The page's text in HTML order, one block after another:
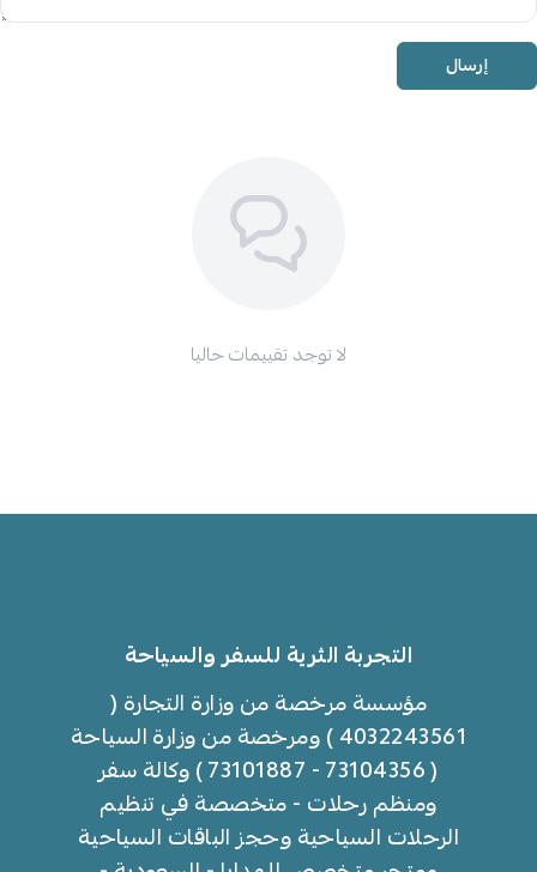
إرسال
لا توجد تقييمات حاليا
التجربة الثرية للسفر والسياحة
مؤسسة مرخصة من وزارة التجارة (
4032243561 ) ومرخصة من وزارة السياحة
( 73104356 - 73101887 ) وكالة سفر
ومنظم رحلات - متخصصة في تنظيم
الرحلات السياحية وحجز الباقات السياحية